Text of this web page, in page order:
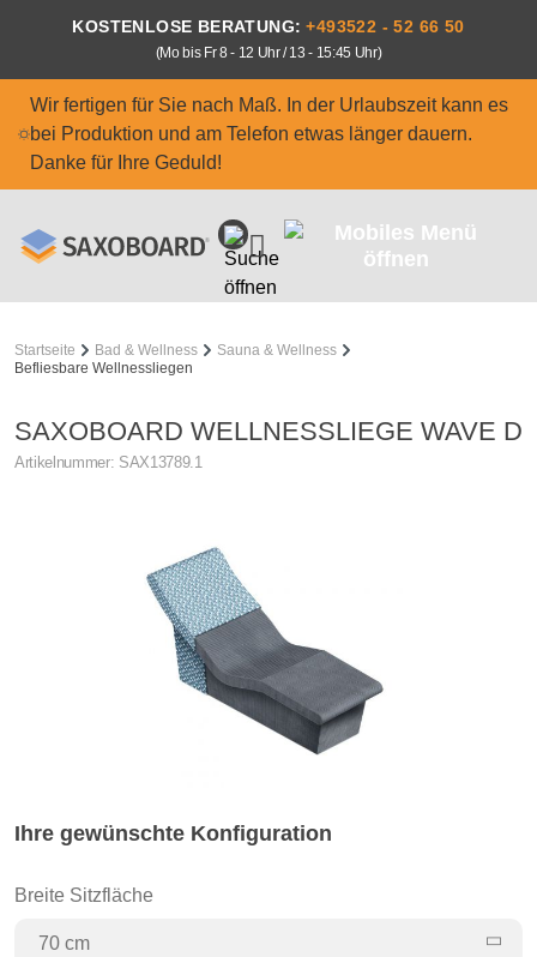
Zum Hauptinhalt springen
KOSTENLOSE BERATUNG: +493522 - 52 66 50
(Mo bis Fr 8 - 12 Uhr / 13 - 15:45 Uhr)
Wir fertigen für Sie nach Maß. In der Urlaubszeit kann es
bei Produktion und am Telefon etwas länger dauern.
Danke für Ihre Geduld!
Startseite Bad & Wellness
Sauna & Wellness
Befliesbare Wellnessliegen
SAXOBOARD WELLNESSLIEGE WAVE D
Artikelnummer: SAX13789.1
Ihre gewünschte Konfiguration
Breite Sitzfläche
70 cm